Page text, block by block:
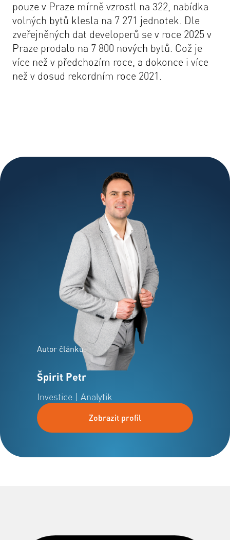
pouze v Praze mírně vzrostl na 322, nabídka
volných bytů klesla na 7 271 jednotek. Dle
zveřejněných dat developerů se v roce 2025 v
Praze prodalo na 7 800 nových bytů. Což je
více než v předchozím roce, a dokonce i více
než v dosud rekordním roce 2021.
Autor článku:
Špirit Petr
Investice | Analytik
Zobrazit profil